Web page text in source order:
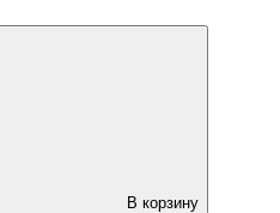
В корзину